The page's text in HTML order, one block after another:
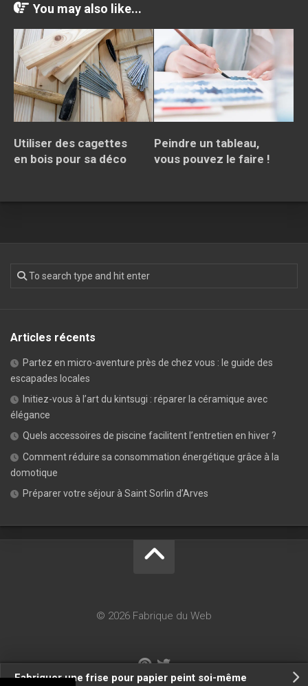
Fabriquer une frise pour papier peint soi-même
You may also like...
Utiliser des cagettes
en bois pour sa déco
Peindre un tableau,
vous pouvez le faire !
Articles récents
Partez en micro-aventure près de chez vous : le guide des
escapades locales
Initiez-vous à l’art du kintsugi : réparer la céramique avec
élégance
Quels accessoires de piscine facilitent l’entretien en hiver ?
Comment réduire sa consommation énergétique grâce à la
domotique
Préparer votre séjour à Saint Sorlin d’Arves
© 2026 Fabrique du Web